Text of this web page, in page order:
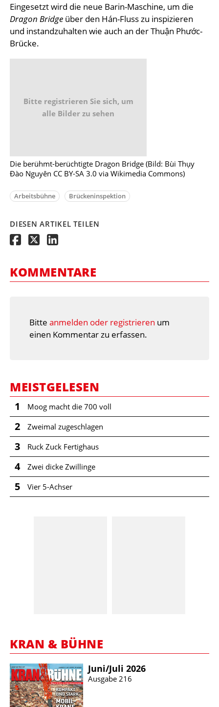
Eingesetzt wird die neue Barin-Maschine, um die
Dragon Bridge über den Hán-Fluss zu inspizieren
und instandzuhalten wie auch an der Thuận Phước-
Brücke.
Bitte registrieren Sie sich, um
alle Bilder zu sehen
Die berühmt-berüchtigte Dragon Bridge (Bild: Bùi Thụy
Đào Nguyên CC BY-SA 3.0 via Wikimedia Commons)
Arbeitsbühne Brückeninspektion
DIESEN ARTIKEL TEILEN
KOMMENTARE
Bitte anmelden oder registrieren um
einen Kommentar zu erfassen.
MEISTGELESEN
1 Moog macht die 700 voll
2 Zweimal zugeschlagen
3 Ruck Zuck Fertighaus
4 Zwei dicke Zwillinge
5 Vier 5-Achser
KRAN & BÜHNE
Juni/​Juli 2026
Ausgabe 216